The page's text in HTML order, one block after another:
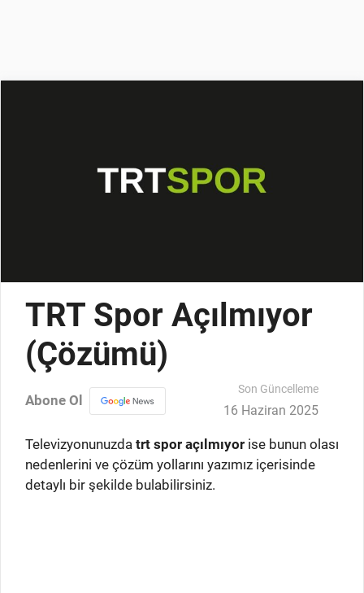
TRT Spor Açılmıyor
(Çözümü)
Abone Ol
Son Güncelleme
16 Haziran 2025
Televizyonunuzda trt spor açılmıyor ise bunun olası
nedenlerini ve çözüm yollarını yazımız içerisinde
detaylı bir şekilde bulabilirsiniz.